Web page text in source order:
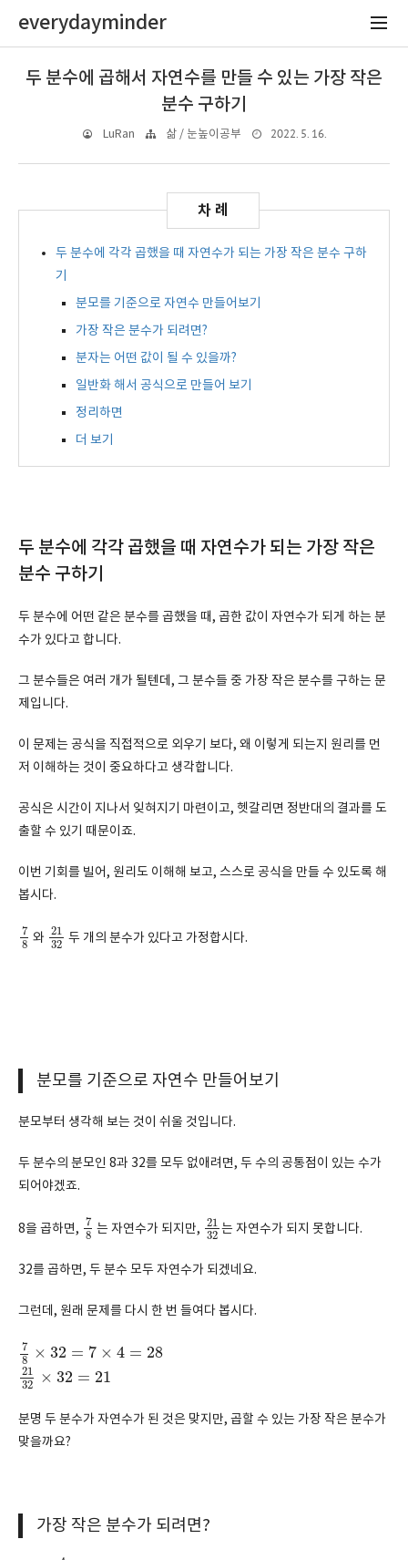
everydayminder
두 분수에 곱해서 자연수를 만들 수 있는 가장 작은
분수 구하기
LuRan 삶 / 눈높이공부 2022. 5. 16.
두 분수에 각각 곱했을 때 자연수가 되는 가장 작은 분수 구하
기
분모를 기준으로 자연수 만들어보기
가장 작은 분수가 되려면?
분자는 어떤 값이 될 수 있을까?
일반화 해서 공식으로 만들어 보기
정리하면
더 보기
두 분수에 각각 곱했을 때 자연수가 되는 가장 작은
분수 구하기
두 분수에 어떤 같은 분수를 곱했을 때, 곱한 값이 자연수가 되게 하는 분
수가 있다고 합니다.
그 분수들은 여러 개가 될텐데, 그 분수들 중 가장 작은 분수를 구하는 문
제입니다.
이 문제는 공식을 직접적으로 외우기 보다, 왜 이렇게 되는지 원리를 먼
저 이해하는 것이 중요하다고 생각합니다.
공식은 시간이 지나서 잊혀지기 마련이고, 헷갈리면 정반대의 결과를 도
출할 수 있기 때문이죠.
이번 기회를 빌어, 원리도 이해해 보고, 스스로 공식을 만들 수 있도록 해
봅시다.
7
8
7
와 21
32
21
두 개의 분수가 있다고 가정합시다.
분모를 기준으로 자연수 만들어보기
분모부터 생각해 보는 것이 쉬울 것입니다.
두 분수의 분모인 8과 32를 모두 없애려면, 두 수의 공통점이 있는 수가
되어야겠죠.
8을 곱하면,
7
8
7
는 자연수가 되지만, 21
32
21 32
는 자연수가 되지 못합니다.
32를 곱하면, 두 분수 모두 자연수가 되겠네요.
그런데, 원래 문제를 다시 한 번 들여다 봅시다.
7
8
× 32 = 7 × 4 = 28
7 ×32 7× =
21
32
× 32 = 21
21 × =21
분명 두 분수가 자연수가 된 것은 맞지만, 곱할 수 있는 가장 작은 분수가
맞을까요?
가장 작은 분수가 되려면?